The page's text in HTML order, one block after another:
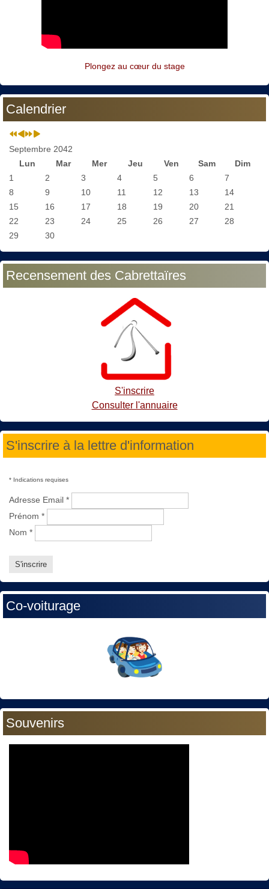
Plongez au cœur du stage
Calendrier
Septembre 2042
Lun
Mar Mer Jeu Ven Sam
Dim
1
2 3 4 5 6
7
8
9 10 11 12 13
14
15
16 17 18 19 20
21
22
23 24 25 26 27
28
29
30
Recensement des Cabrettaïres
S'inscrire
Consulter l'annuaire
S'inscrire à la lettre d'information
* Indications requises
Adresse Email *
Prénom *
Nom *
Co-voiturage
Souvenirs